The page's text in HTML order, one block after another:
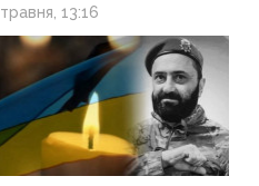
13:16